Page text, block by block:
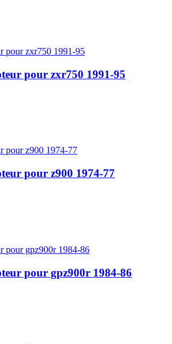
pour zxr750 1991-95
pour z900 1974-77
pour gpz900r 1984-86